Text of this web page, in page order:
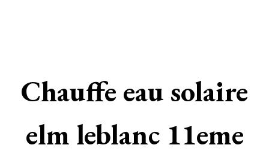
Chauffe eau solaire
elm leblanc 11eme